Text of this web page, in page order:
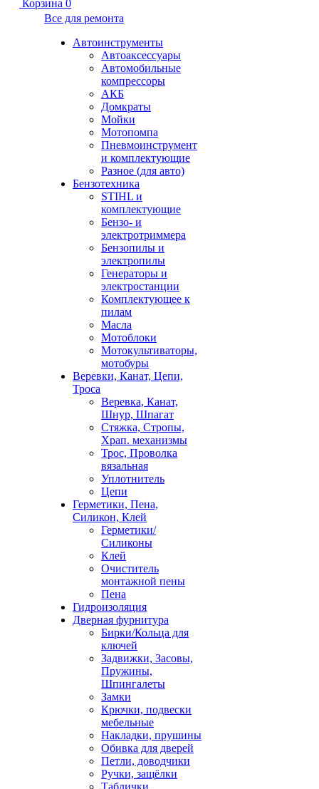
Корзина 0
Все для ремонта
Автоинструменты
Автоаксессуары
Автомобильные
компрессоры
АКБ
Домкраты
Мойки
Мотопомпа
Пневмоинструмент
и комплектующие
Разное (для авто)
Бензотехника
STIHL и
комплектующие
Бензо- и
электротриммера
Бензопилы и
электропилы
Генераторы и
электростанции
Комплектующее к
пилам
Масла
Мотоблоки
Мотокультиваторы,
мотобуры
Веревки, Канат, Цепи,
Троса
Веревка, Канат,
Шнур, Шпагат
Стяжка, Стропы,
Храп. механизмы
Трос, Проволка
вязальная
Уплотнитель
Цепи
Герметики, Пена,
Силикон, Клей
Герметики/
Силиконы
Клей
Очиститель
монтажной пены
Пена
Гидроизоляция
Дверная фурнитура
Бирки/Кольца для
ключей
Задвижки, Засовы,
Пружины,
Шпингалеты
Замки
Крючки, подвески
мебельные
Накладки, прушины
Обивка для дверей
Петли, доводчики
Ручки, защёлки
Таблички